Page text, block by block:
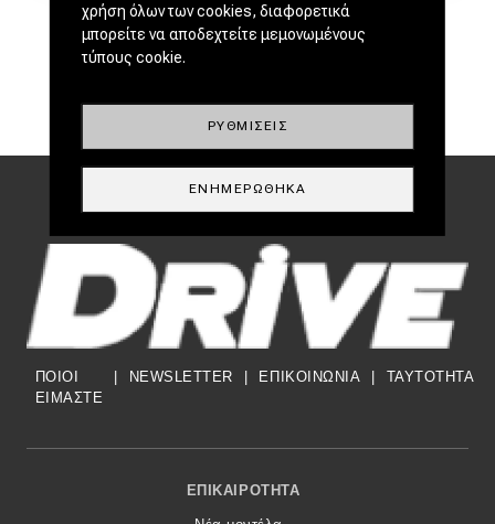
ΠΟΙΟΙ
ΕΙΜΑΣΤΕ
NEWSLETTER ΕΠΙΚΟΙΝΩΝΙΑ TAYTOTHTA
Footer Menu
ΕΠΙΚΑΙΡΌΤΗΤΑ
χρήση όλων των cookies, διαφορετικά
μπορείτε να αποδεχτείτε μεμονωμένους
τύπους cookie.
ΡΥΘΜΊΣΕΙΣ
ΕΝΗΜΕΡΏΘΗΚΑ